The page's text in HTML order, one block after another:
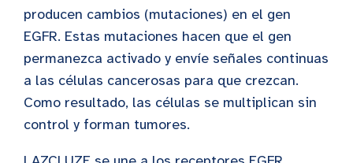
producen cambios (mutaciones) en el gen
EGFR. Estas mutaciones hacen que el gen
permanezca activado y envíe señales continuas
a las células cancerosas para que crezcan.
Como resultado, las células se multiplican sin
control y forman tumores.